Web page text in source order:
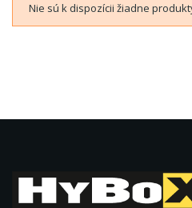
Nie sú k dispozícii žiadne